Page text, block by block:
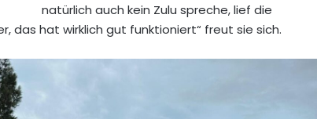
natürlich auch kein Zulu spreche, lief die
das hat wirklich gut funktioniert“ freut sie sich.